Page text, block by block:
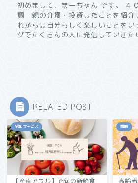
初めまして、まーちゃん です。 ４
調・親の介護・投資したことを紹介
れからは自分らしく楽しいことをい
グでたくさんの人に発信していきた
RELATED POST
宅配サービス
【産直アウル】で旬の新鮮食
難聴
高齢